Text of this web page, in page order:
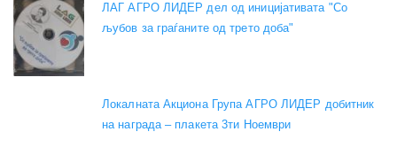
ЛАГ АГРО ЛИДЕР дел од иницијативата "Со
љубов за граѓаните од трето доба"
Локалната Акциона Група АГРО ЛИДЕР добитник
на награда – плакета 3ти Ноември